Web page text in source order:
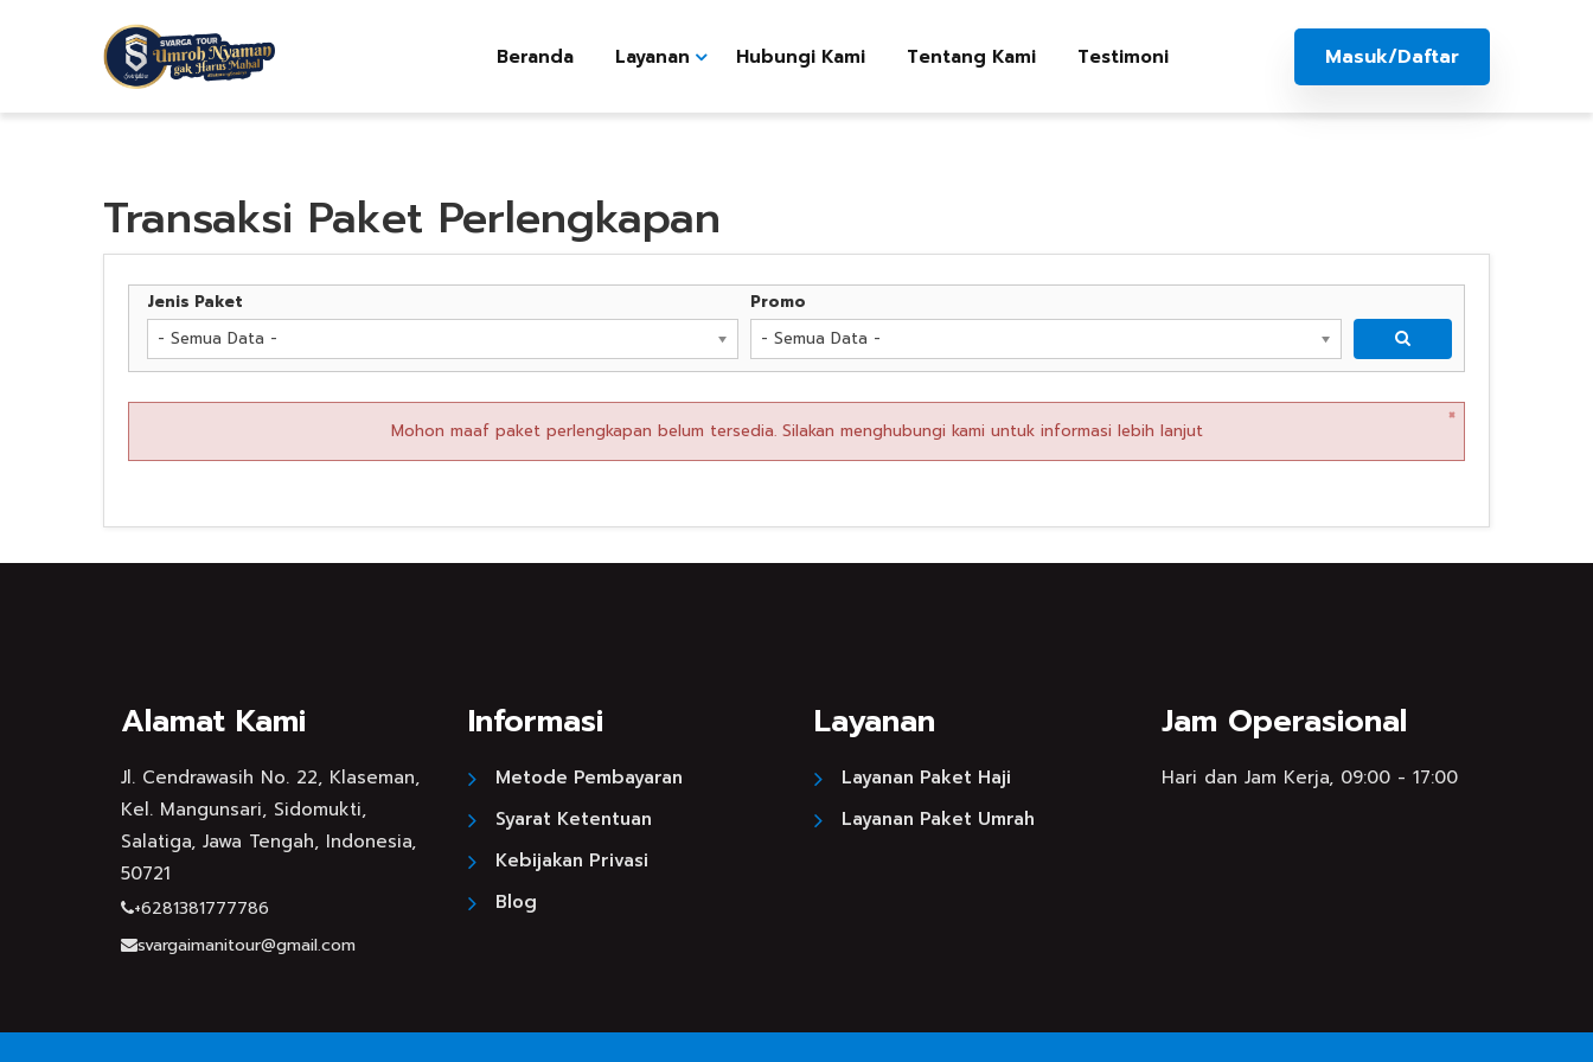
Beranda Layanan Hubungi Kami Tentang Kami Testimoni Masuk/Daftar
Transaksi Paket Perlengkapan
Jenis Paket
- Semua Data -
Promo
- Semua Data -
Mohon maaf paket perlengkapan belum tersedia. Silakan menghubungi kami untuk informasi lebih lanjut
×
Alamat Kami
Jl. Cendrawasih No. 22, Klaseman,
Kel. Mangunsari, Sidomukti,
Salatiga, Jawa Tengah, Indonesia,
50721
+6281381777786
svargaimanitour@gmail.com
Informasi
Metode Pembayaran
Syarat Ketentuan
Kebijakan Privasi
Blog
Layanan
Layanan Paket Haji
Layanan Paket Umrah
Jam Operasional
Hari dan Jam Kerja, 09:00 - 17:00